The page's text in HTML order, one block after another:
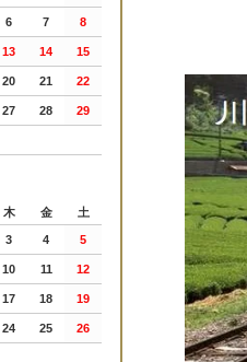
6 7 8
13 14 15
20 21 22
27 28 29
木 金 土
3 4 5
10 11 12
17 18 19
24 25 26